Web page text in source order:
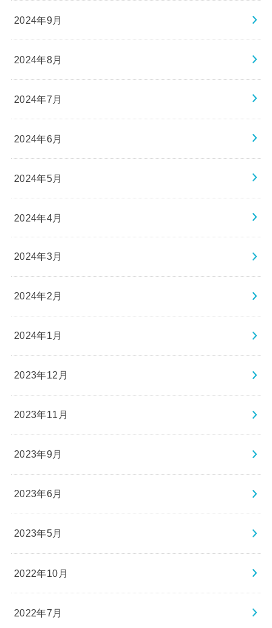
2024年9月
2024年8月
2024年7月
2024年6月
2024年5月
2024年4月
2024年3月
2024年2月
2024年1月
2023年12月
2023年11月
2023年9月
2023年6月
2023年5月
2022年10月
2022年7月